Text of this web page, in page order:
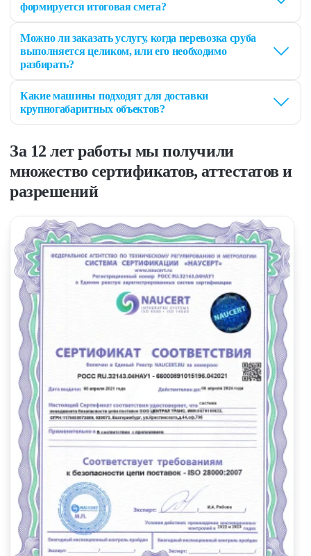
формируется итоговая смета?
Можно ли заказать услугу, когда перевозка сруба
выполняется целиком, или его необходимо
разбирать?
Какие машины подходят для доставки
крупногабаритных объектов?
За 12 лет работы мы получили
множество сертификатов, аттестатов и
разрешений